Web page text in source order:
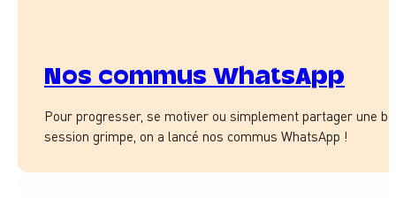
Nos commus WhatsApp
Pour progresser, se motiver ou simplement partager une
session grimpe, on a lancé nos commus WhatsApp !